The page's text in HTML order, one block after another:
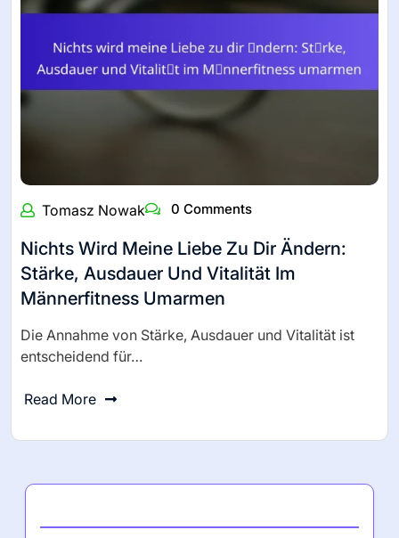
Tomasz Nowak 0 Comments
Nichts Wird Meine Liebe Zu Dir Ändern:
Stärke, Ausdauer Und Vitalität Im
Männerfitness Umarmen
Die Annahme von Stärke, Ausdauer und Vitalität ist
entscheidend für…
Read More